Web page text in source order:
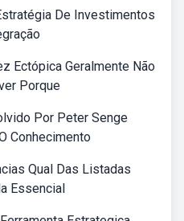
De Investimentos
Ectópica Geralmente Não
Porque
Por Peter Senge
Conhecimento
Qual Das Listadas
Essencial